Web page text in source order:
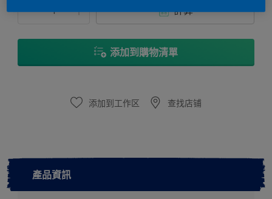
計算
添加到購物清單
添加到工作区 查找店铺
產品資訊